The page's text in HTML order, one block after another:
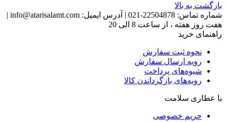
بازگشت به بالا
شماره تماس: 22504878-021
| آدرس ایمیل: info@atarisalamt.com
|
هفت روز هفته ، از ساعت 8 الی 20
راهنمای خرید
نحوه ثبت سفارش
رویه ارسال سفارش
شیوه‌های پرداخت
رویه‌های بازگرداندن کالا
با عطاری سلامت
حریم خصوصی